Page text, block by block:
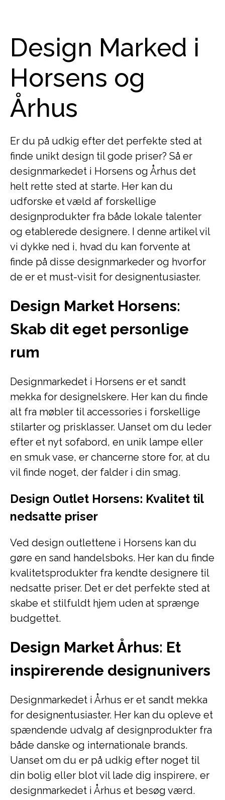
Design Marked i
Horsens og
Århus
Er du på udkig efter det perfekte sted at
finde unikt design til gode priser? Så er
designmarkedet i Horsens og Århus det
helt rette sted at starte. Her kan du
udforske et væld af forskellige
designprodukter fra både lokale talenter
og etablerede designere. I denne artikel vil
vi dykke ned i, hvad du kan forvente at
finde på disse designmarkeder og hvorfor
de er et must-visit for designentusiaster.
Design Market Horsens:
Skab dit eget personlige
rum
Designmarkedet i Horsens er et sandt
mekka for designelskere. Her kan du finde
alt fra møbler til accessories i forskellige
stilarter og prisklasser. Uanset om du leder
efter et nyt sofabord, en unik lampe eller
en smuk vase, er chancerne store for, at du
vil finde noget, der falder i din smag.
Design Outlet Horsens: Kvalitet til
nedsatte priser
Ved design outlettene i Horsens kan du
gøre en sand handelsboks. Her kan du finde
kvalitetsprodukter fra kendte designere til
nedsatte priser. Det er det perfekte sted at
skabe et stilfuldt hjem uden at sprænge
budgettet.
Design Market Århus: Et
inspirerende designunivers
Designmarkedet i Århus er et sandt mekka
for designentusiaster. Her kan du opleve et
spændende udvalg af designprodukter fra
både danske og internationale brands.
Uanset om du er på udkig efter noget til
din bolig eller blot vil lade dig inspirere, er
designmarkedet i Århus et besøg værd.